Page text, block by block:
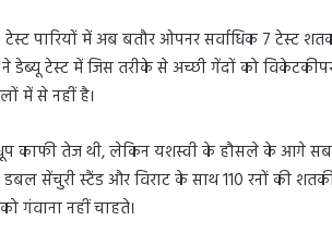
टेस्ट पारियों में अब बतौर ओपनर सर्वाधिक 7
डेब्यू टेस्ट में जिस तरीके से अच्छी गेंदों को
में से नहीं है।
काफी तेज थी, लेकिन यशस्वी के हौसले के आगे
सेंचुरी स्टैंड और विराट के साथ 110 रनों की
गंवाना नहीं चाहते।